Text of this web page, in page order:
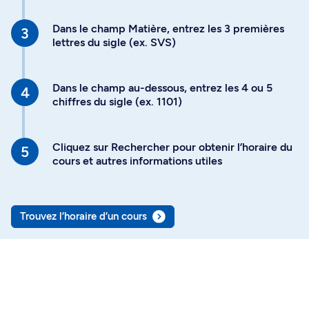
Dans le champ Matière, entrez les 3 premières
lettres du sigle (ex. SVS)
Dans le champ au-dessous, entrez les 4 ou 5
chiffres du sigle (ex. 1101)
Cliquez sur Rechercher pour obtenir l’horaire du
cours et autres informations utiles
Trouvez l’horaire d’un cours